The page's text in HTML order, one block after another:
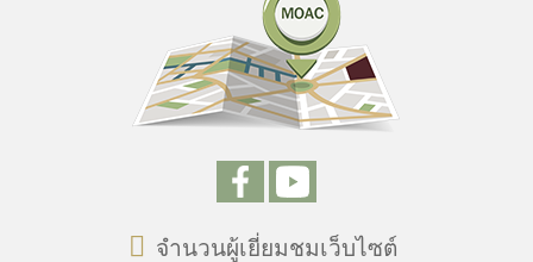
จำนวนผู้เยี่ยมชมเว็บไซต์